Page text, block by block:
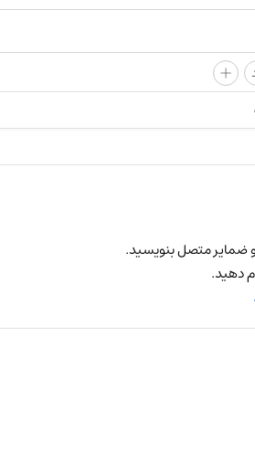
+
ضمایر متصل بنویسید.
دهید.